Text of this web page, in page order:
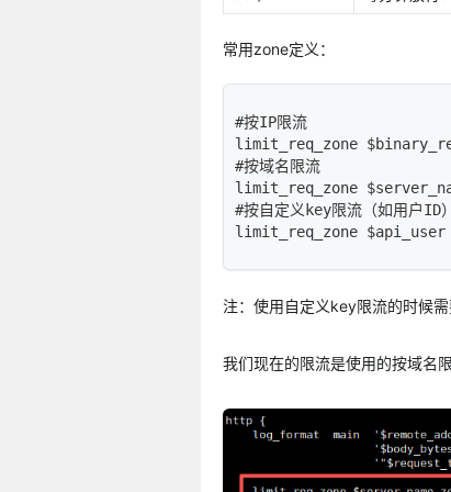
常用zone定义：
#按IP限流
limit_req_zone
#按域名限流
limit_req_zone
#按自定义key限流（如用户ID）
limit_req_zone
注：使用自定义key限流的时候
我们现在的限流是使用的按域名